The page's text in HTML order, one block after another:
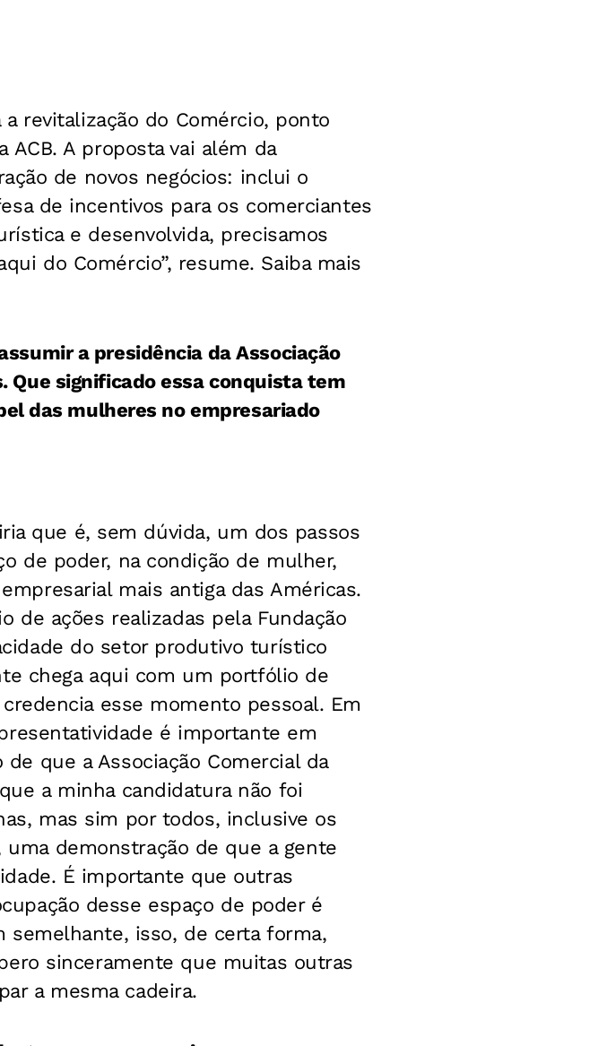
revitalização do Comércio, ponto
ACB. A proposta vai além da
de novos negócios: inclui o
de incentivos para os comerciantes
e desenvolvida, precisamos
do Comércio”, resume. Saiba mais
a presidência da Associação
Que significado essa conquista tem
das mulheres no empresariado
que é, sem dúvida, um dos passos
de poder, na condição de mulher,
mais antiga das Américas.
de ações realizadas pela Fundação
do setor produtivo turístico
chega aqui com um portfólio de
esse momento pessoal. Em
é importante em
que a Associação Comercial da
a minha candidatura não foi
mas sim por todos, inclusive os
demonstração de que a gente
É importante que outras
desse espaço de poder é
semelhante, isso, de certa forma,
sinceramente que muitas outras
a mesma cadeira.